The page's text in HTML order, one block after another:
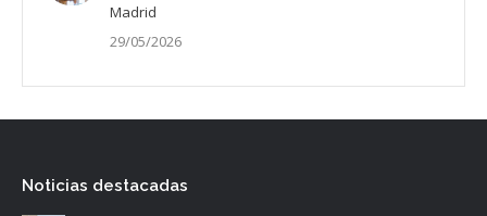
Madrid
29/05/2026
Noticias destacadas